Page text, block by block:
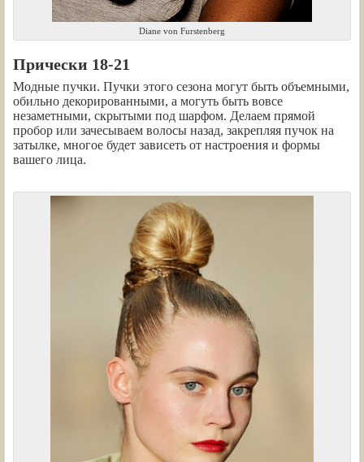
Diane von Furstenberg
Прически 18-21
Модные пучки. Пучки этого сезона могут быть объемными,
обильно декорированными, а могуть быть вовсе
незаметными, скрытыми под шарфом. Делаем прямой
пробор или зачесываем волосы назад, закрепляя пучок на
затылке, многое будет зависеть от настроения и формы
вашего лица.